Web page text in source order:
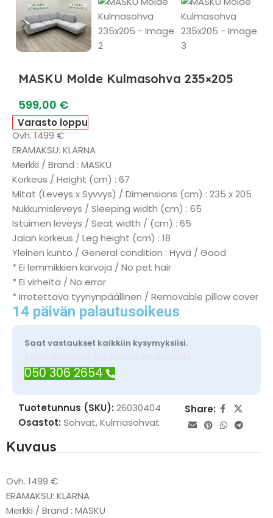
MASKU Molde Kulmasohva 235×205
599,00 €
Varasto loppu
Ovh. 1499 €
ERÄMAKSU: KLARNA
Merkki / Brand : MASKU
Korkeus / Height (cm) : 67
Mitat (Leveys x Syvvys) / Dimensions (cm) : 235 x 205
Nukkumisleveys / Sleeping width (cm) : 65
Istuimen leveys / Seat width / (cm) : 65
Jalan korkeus / Leg height (cm) : 18
Yleinen kunto / General condition : Hyvä / Good
* Ei lemmikkien karvoja / No pet hair
* Ei virheitä / No error
* Irrotettava tyynynpäällinen / Removable pillow cover
14 päivän palautusoikeus
Saat vastaukset kaikkiin kysymyksiisi.
Tarvitsetko apua? Ota yhteyttä WhatsAppilla
050 306 2654
Tuotetunnus (SKU): 26030404
Osastot: Sohvat,Kulmasohvat
Share:
Kuvaus
Ovh. 1499 €
ERÄMAKSU: KLARNA
Merkki / Brand : MASKU